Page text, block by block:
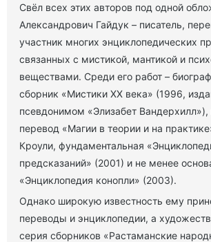
Свёл всех этих авторов под одной
Александрович Гайдук – писатель,
участник многих энциклопедических
связанных с мистикой, мантикой и
веществами. Среди его работ –
сборник «Мистики ХХ века» (1996,
псевдонимом «Элизабет
перевод «Магии в теории и на
Кроули, фундаментальная
предсказаний» (2001) и не менее
«Энциклопедия конопли» (2003).
Однако широкую известность ему
переводы и энциклопедии, а
серия сборников «Растаманские